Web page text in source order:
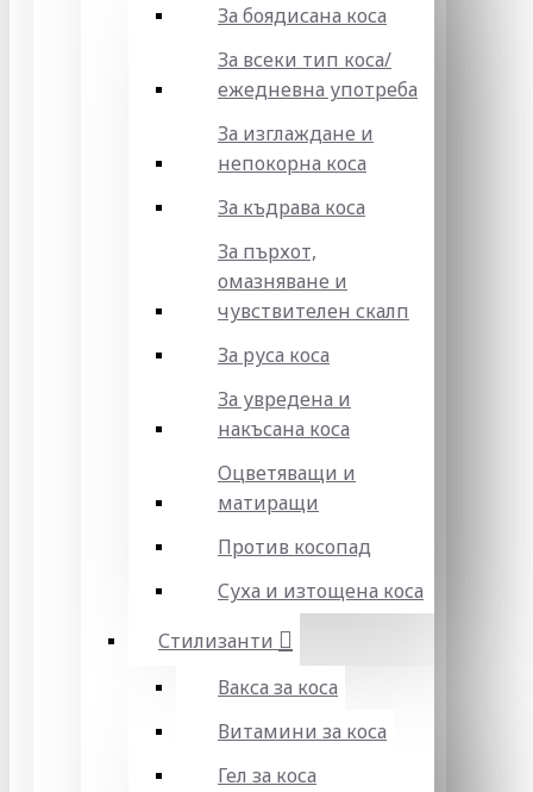
За боядисана коса
За всеки тип коса/
ежедневна употреба
За изглаждане и
непокорна коса
За къдрава коса
За пърхот,
омазняване и
чувствителен скалп
За руса коса
За увредена и
накъсана коса
Оцветяващи и
матиращи
Против косопад
Суха и изтощена коса
Стилизанти
Вакса за коса
Витамини за коса
Гел за коса